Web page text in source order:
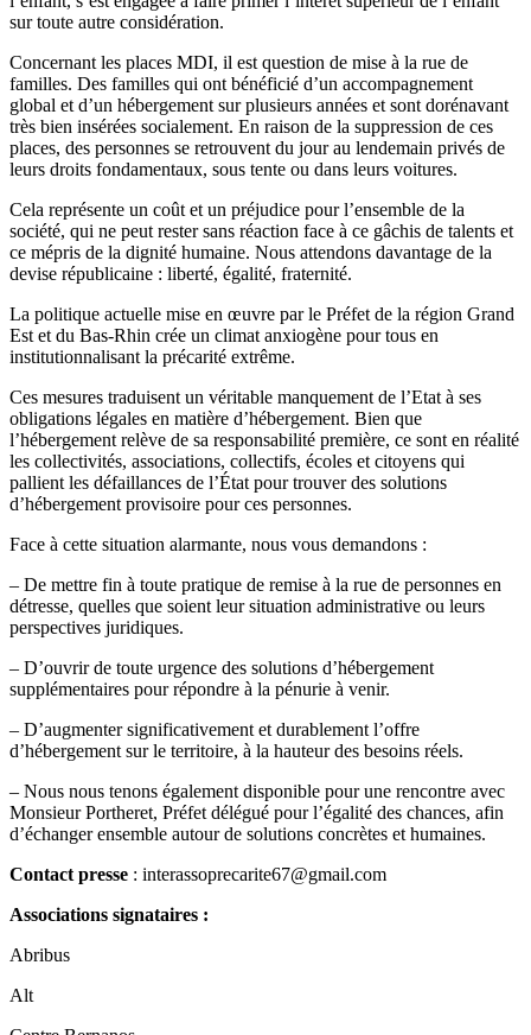
sur toute autre considération.
Concernant les places MDI, il est question de mise à la rue de
familles. Des familles qui ont bénéficié d’un accompagnement
global et d’un hébergement sur plusieurs années et sont dorénavant
très bien insérées socialement. En raison de la suppression de ces
places, des personnes se retrouvent du jour au lendemain privés de
leurs droits fondamentaux, sous tente ou dans leurs voitures.
Cela représente un coût et un préjudice pour l’ensemble de la
société, qui ne peut rester sans réaction face à ce gâchis de talents et
ce mépris de la dignité humaine. Nous attendons davantage de la
devise républicaine : liberté, égalité, fraternité.
La politique actuelle mise en œuvre par le Préfet de la région Grand
Est et du Bas-Rhin crée un climat anxiogène pour tous en
institutionnalisant la précarité extrême.
Ces mesures traduisent un véritable manquement de l’Etat à ses
obligations légales en matière d’hébergement. Bien que
l’hébergement relève de sa responsabilité première, ce sont en réalité
les collectivités, associations, collectifs, écoles et citoyens qui
pallient les défaillances de l’État pour trouver des solutions
d’hébergement provisoire pour ces personnes.
Face à cette situation alarmante, nous vous demandons :
– De mettre fin à toute pratique de remise à la rue de personnes en
détresse, quelles que soient leursituation administrative ou leurs
perspectives juridiques.
– D’ouvrir de toute urgence des solutions d’hébergement
supplémentaires pour répondre à la pénurie à venir.
– D’augmenter significativement et durablement l’offre
d’hébergement sur le territoire, à la hauteurdes besoins réels.
– Nous nous tenons également disponible pour une rencontre avec
Monsieur Portheret, Préfet délégué pour l’égalité des chances, afin
d’échanger ensemble autour de solutions concrètes et humaines.
Contact presse : interassoprecarite67@gmail.com
Associations signataires :
Abribus
Alt